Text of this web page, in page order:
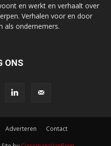
en werkt en verhaalt over
Verhalen voor en door
als ondernemers.
ONS
Adverteren Contact